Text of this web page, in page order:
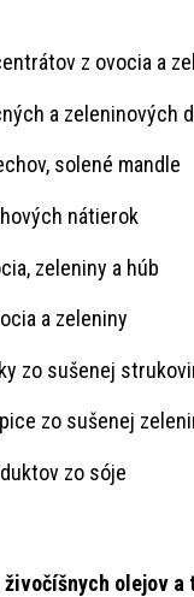
z ovocia a
a zeleninových
solené mandle
nátierok
zeleniny a húb
a zeleniny
zo sušenej
zo sušenej
zo sóje
olejov a